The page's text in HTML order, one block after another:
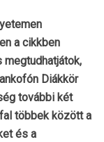
a cikkben
Diákkör
további két
többek között a
és a